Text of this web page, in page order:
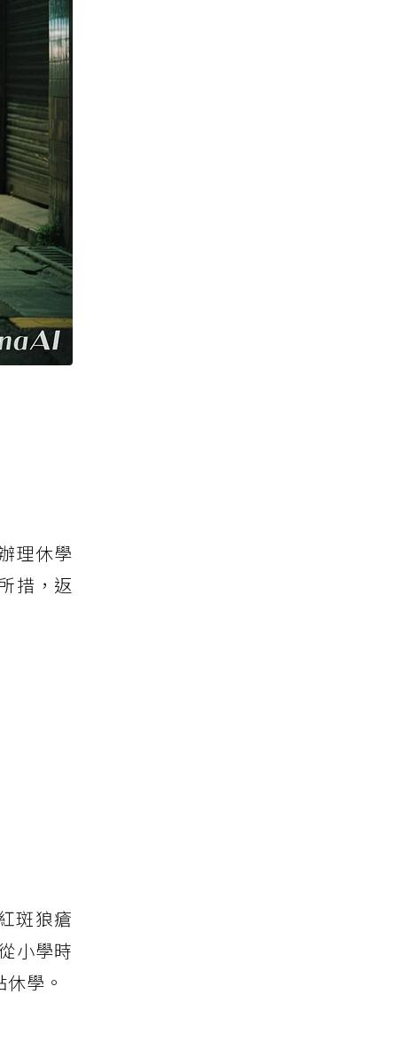
理休學
措，返
斑狼瘡
小學時
學。